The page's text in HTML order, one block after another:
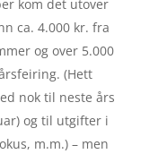
kom det utover
ca. 4.000 kr. fra
og over 5.000
(Hett
nok til neste års
og til utgifter i
m.m.) – men